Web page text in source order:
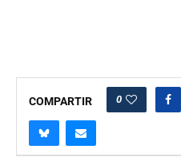
COMPARTIR 0